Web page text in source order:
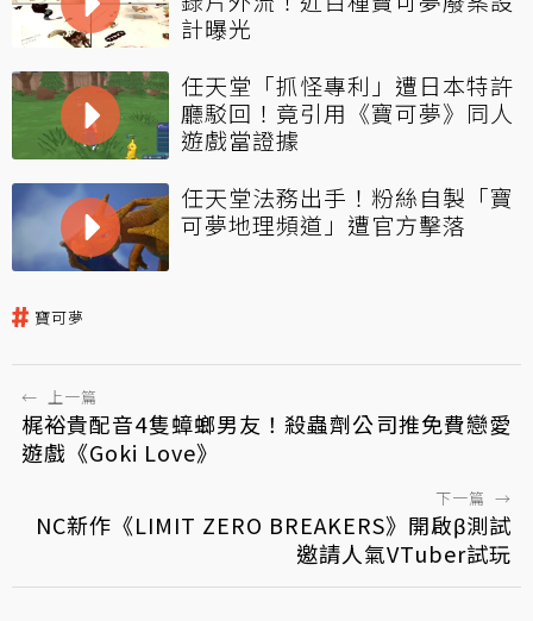
計曝光
任天堂「抓怪專利」遭日本特許
廳駁回！竟引用《寶可夢》同人
遊戲當證據
任天堂法務出手！粉絲自製「寶
可夢地理頻道」遭官方擊落
寶可夢
← 上一篇
梶裕貴配音4隻蟑螂男友！殺蟲劑公司推免費戀愛
遊戲《Goki Love》
下一篇 →
NC新作《LIMIT ZERO BREAKERS》開啟β測試
邀請人氣VTuber試玩